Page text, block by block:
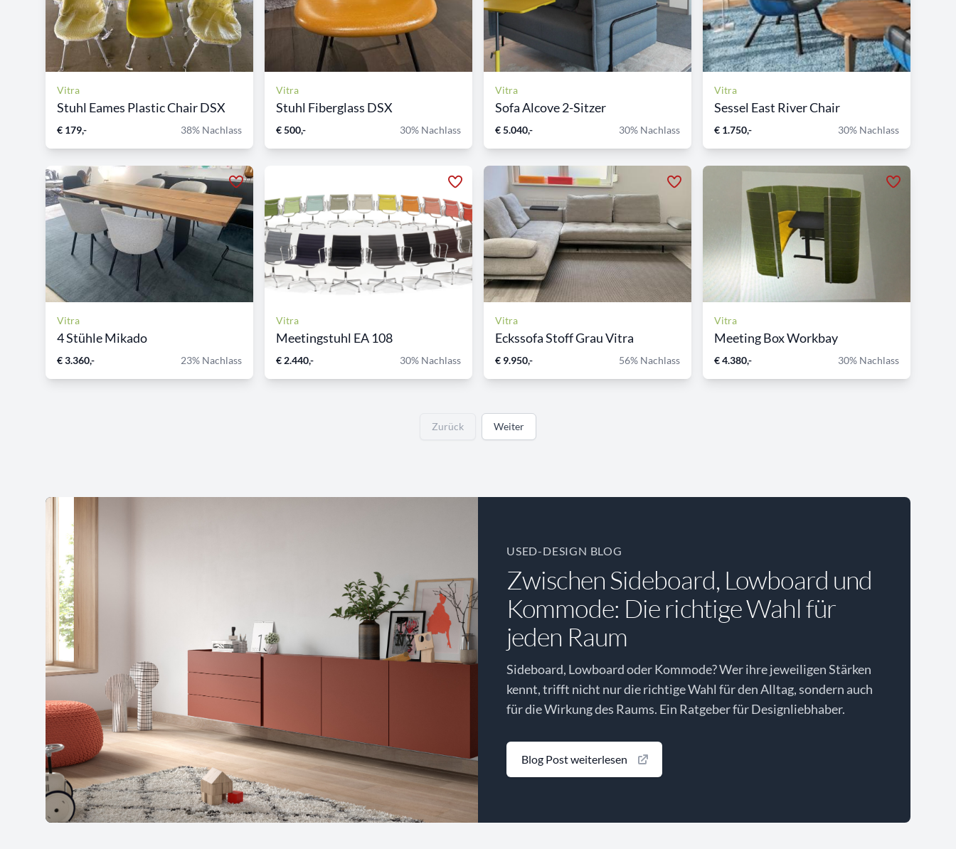
Vitra
Stuhl Eames Plastic Chair DSX
€ 179,- 38% Nachlass
Vitra
Stuhl Fiberglass DSX
€ 500,- 30% Nachlass
Vitra
Sofa Alcove 2-Sitzer
€ 5.040,- 30% Nachlass
Vitra
Sessel East River Chair
€ 1.750,- 30% Nachlass
Vitra
4 Stühle Mikado
€ 3.360,- 23% Nachlass
Vitra
Meetingstuhl EA 108
€ 2.440,- 30% Nachlass
Vitra
Eckssofa Stoff Grau Vitra
€ 9.950,- 56% Nachlass
Vitra
Meeting Box Workbay
€ 4.380,- 30% Nachlass
Zurück Weiter
USED-DESIGN BLOG
Zwischen Sideboard, Lowboard und
Kommode: Die richtige Wahl für
jeden Raum
Sideboard, Lowboard oder Kommode? Wer ihre jeweiligen Stärken
kennt, trifft nicht nur die richtige Wahl für den Alltag, sondern auch
für die Wirkung des Raums. Ein Ratgeber für Designliebhaber.
Blog Post weiterlesen